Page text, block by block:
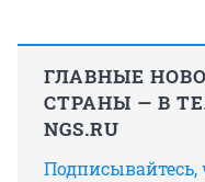
ГЛАВНЫЕ
СТРАНЫ — В
NGS.RU
Подписывайтесь,